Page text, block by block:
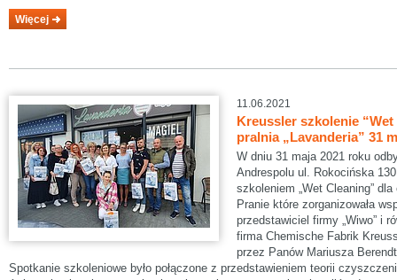
Więcej
11.06.2021
Kreussler szkolenie
pralnia „Lavanderia” 31
W dniu 31 maja 2021 roku
Andrespolu ul. Rokocińska
szkoleniem „Wet Cleaning”
Pranie które zorganizowała
przedstawiciel firmy „Wiwo” i
firma Chemische Fabrik
przez Panów Mariusza
Spotkanie szkoleniowe było połączone z przedstawieniem teorii